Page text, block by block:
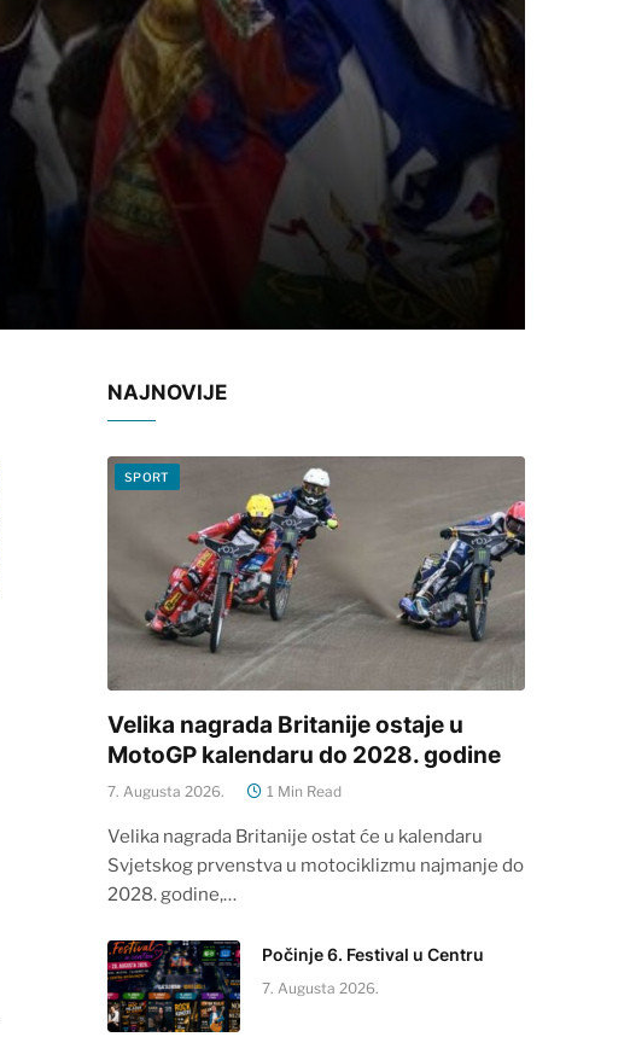
NAJNOVIJE
SPORT
Velika nagrada Britanije ostaje u
MotoGP kalendaru do 2028. godine
7. Augusta 2026. 1 Min Read
Velika nagrada Britanije ostat će u kalendaru
Svjetskog prvenstva u motociklizmu najmanje do
2028. godine,…
Počinje 6. Festival u Centru
7. Augusta 2026.